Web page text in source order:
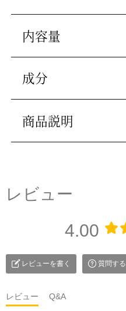
内容量
成分
商品説明
レビュー
4.00
レビューを書く 質問する
レビュー Q&A